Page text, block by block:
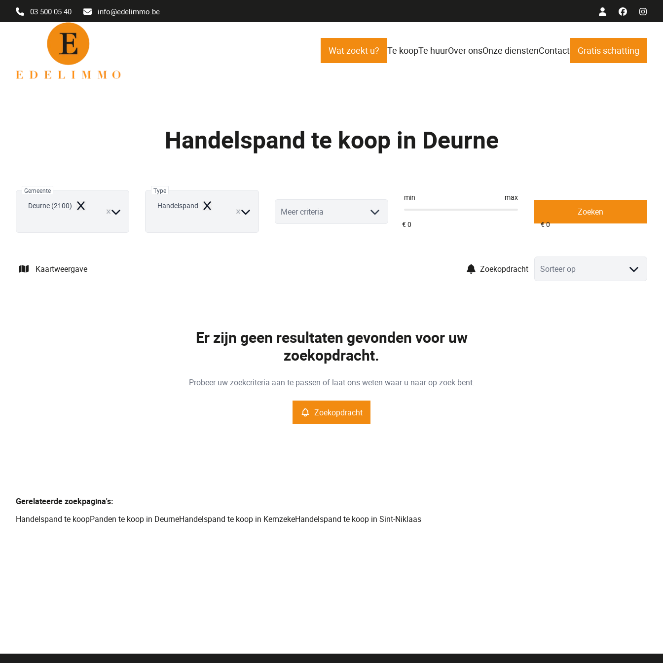
Ga naar hoofdinhoud
03 500 05 40 info@edelimmo.be
Wat zoekt u? Te koopTe huurOver onsOnze dienstenContact Gratis schatting
Handelspand te koop in Deurne
Gemeente
Deurne (2100) Remove
Type
Handelspand Remove Meer criteria
min max
Zoeken
Kaartweergave Zoekopdracht Sorteer op
Er zijn geen resultaten gevonden voor uw
zoekopdracht.
Probeer uw zoekcriteria aan te passen of laat ons weten waar u naar op zoek bent.
Zoekopdracht
Gerelateerde zoekpagina's:
Handelspand te koopPanden te koop in DeurneHandelspand te koop in KemzekeHandelspand te koop in Sint-Niklaas